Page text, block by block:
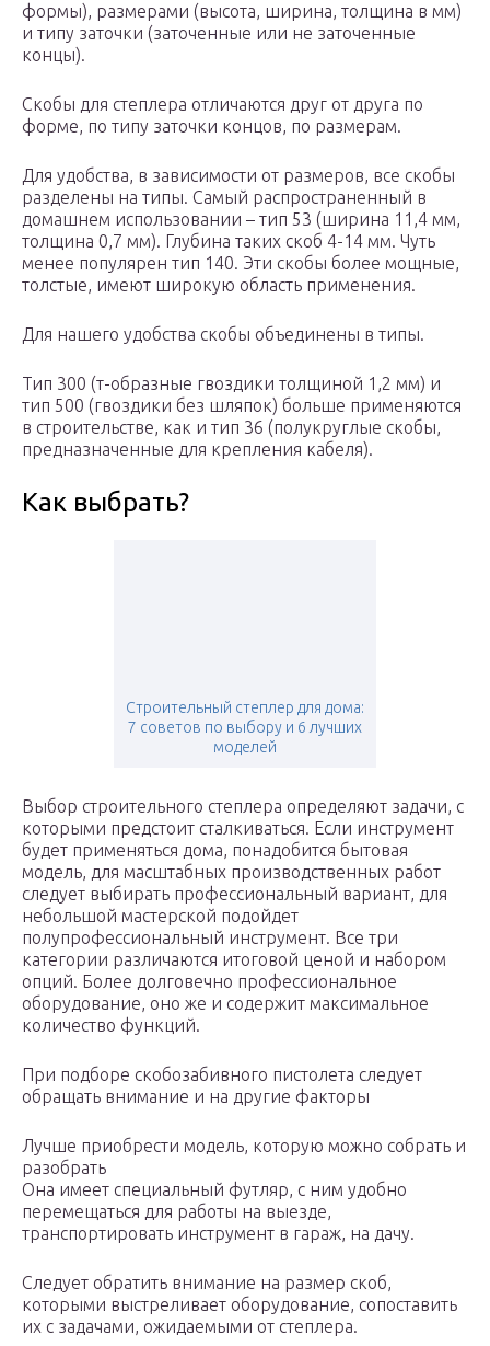
формы), размерами (высота, ширина, толщина в мм)
и типу заточки (заточенные или не заточенные
концы).
Скобы для степлера отличаются друг от друга по
форме, по типу заточки концов, по размерам.
Для удобства, в зависимости от размеров, все скобы
разделены на типы. Самый распространенный в
домашнем использовании – тип 53 (ширина 11,4 мм,
толщина 0,7 мм). Глубина таких скоб 4-14 мм. Чуть
менее популярен тип 140. Эти скобы более мощные,
толстые, имеют широкую область применения.
Для нашего удобства скобы объединены в типы.
Тип 300 (т-образные гвоздики толщиной 1,2 мм) и
тип 500 (гвоздики без шляпок) больше применяются
в строительстве, как и тип 36 (полукруглые скобы,
предназначенные для крепления кабеля).
Как выбрать?
Строительный степлер для дома:
7 советов по выбору и 6 лучших
моделей
Выбор строительного степлера определяют задачи, с
которыми предстоит сталкиваться. Если инструмент
будет применяться дома, понадобится бытовая
модель, для масштабных производственных работ
следует выбирать профессиональный вариант, для
небольшой мастерской подойдет
полупрофессиональный инструмент. Все три
категории различаются итоговой ценой и набором
опций. Более долговечно профессиональное
оборудование, оно же и содержит максимальное
количество функций.
При подборе скобозабивного пистолета следует
обращать внимание и на другие факторы
Лучше приобрести модель, которую можно собрать и
разобрать
Она имеет специальный футляр, с ним удобно
перемещаться для работы на выезде,
транспортировать инструмент в гараж, на дачу.
Следует обратить внимание на размер скоб,
которыми выстреливает оборудование, сопоставить
их с задачами, ожидаемыми от степлера.